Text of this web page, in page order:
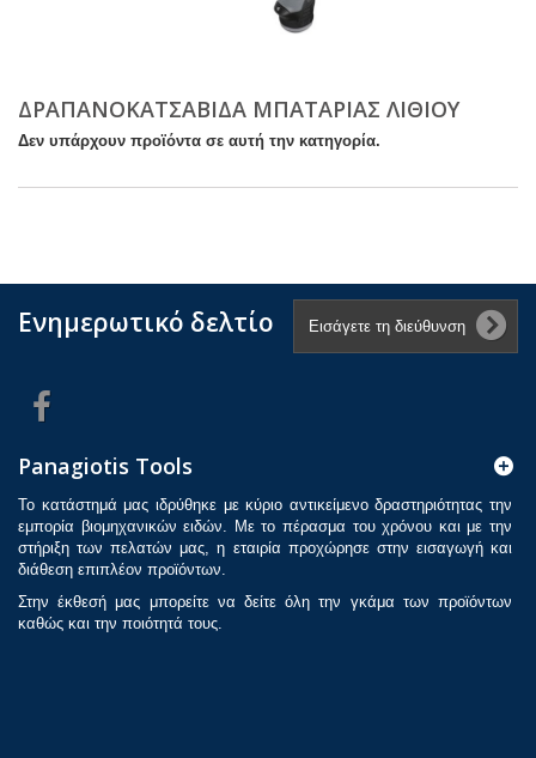
ΔΡΑΠΑΝΟΚΑΤΣΑΒΙΔΑ ΜΠΑΤΑΡΙΑΣ ΛΙΘΙΟΥ
Δεν υπάρχουν προϊόντα σε αυτή την κατηγορία.
Ενημερωτικό δελτίο
Panagiotis Tools
Το κατάστημά μας ιδρύθηκε με κύριο αντικείμενο δραστηριότητας την
εμπορία βιομηχανικών ειδών. Με το πέρασμα του χρόνου και με την
στήριξη των πελατών μας, η εταιρία προχώρησε στην εισαγωγή και
διάθεση επιπλέον προϊόντων.
Στην έκθεσή μας μπορείτε να δείτε όλη την γκάμα των προϊόντων
καθώς και την ποιότητά τους.